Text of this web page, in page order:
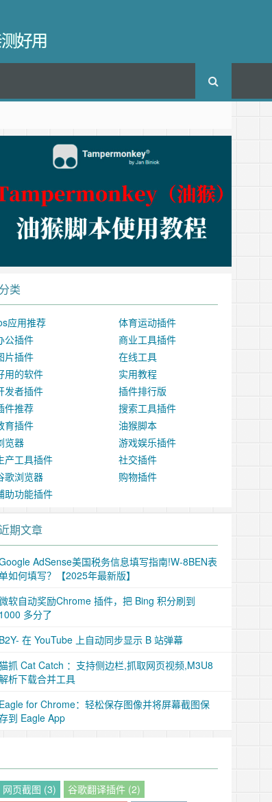
好用
分类
应用推荐
体育运动插件
公插件
商业工具插件
片插件
在线工具
用的软件
实用教程
发者插件
插件排行版
件推荐
搜索工具插件
育插件
油猴脚本
览器
游戏娱乐插件
产工具插件
社交插件
歌浏览器
购物插件
助功能插件
期文章
AdSense美国税务信息填写指南!W-8BEN表
如何填写？【2025年最新版】
软自动奖励Chrome 插件，把 Bing 积分刷到
1000 多分了
B2Y- 在 YouTube 上自动同步显示 B 站弹幕
抓 Cat Catch ：支持侧边栏,抓取网页视频,M3U8
析下载合并工具
Eagle for Chrome：轻松保存图像并将屏幕截图保
到 Eagle App
网页截图 (3)
谷歌翻译插件 (2)